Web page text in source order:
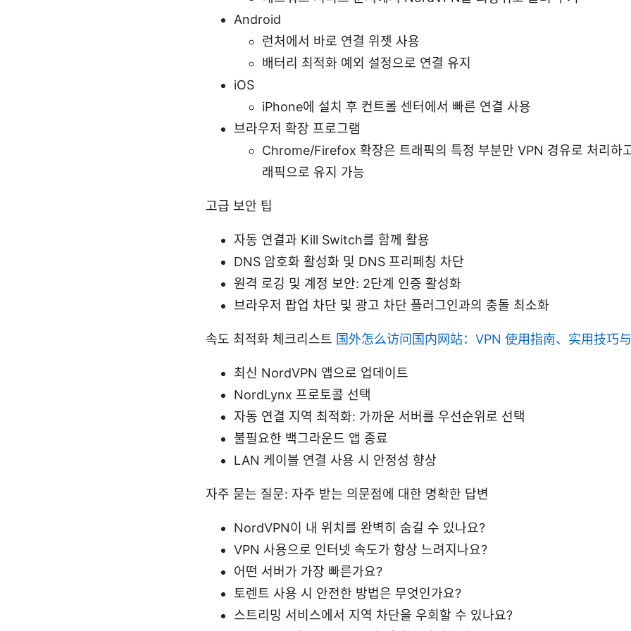
Android
런처에서 바로 연결 위젯 사용
배터리 최적화 예외 설정으로 연결 유지
iOS
iPhone에 설치 후 컨트롤 센터에서 빠른 연결 사용
브라우저 확장 프로그램
Chrome/Firefox 확장은 트래픽의 특정 부분만 VPN 경유로 처리하
래픽으로 유지 가능
고급 보안 팁
자동 연결과 Kill Switch를 함께 활용
DNS 암호화 활성화 및 DNS 프리페칭 차단
원격 로깅 및 계정 보안: 2단계 인증 활성화
브라우저 팝업 차단 및 광고 차단 플러그인과의 충돌 최소화
속도 최적화 체크리스트 国外怎么访问国内网站：VPN 使用指南、实用技巧
최신 NordVPN 앱으로 업데이트
NordLynx 프로토콜 선택
자동 연결 지역 최적화: 가까운 서버를 우선순위로 선택
불필요한 백그라운드 앱 종료
LAN 케이블 연결 사용 시 안정성 향상
자주 묻는 질문: 자주 받는 의문점에 대한 명확한 답변
NordVPN이 내 위치를 완벽히 숨길 수 있나요?
VPN 사용으로 인터넷 속도가 항상 느려지나요?
어떤 서버가 가장 빠른가요?
토렌트 사용 시 안전한 방법은 무엇인가요?
스트리밍 서비스에서 지역 차단을 우회할 수 있나요?